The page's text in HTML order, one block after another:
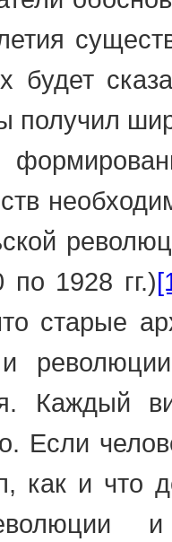
будет
получил
1928 гг.)
старые
и
Каждый
Если
как и что
и